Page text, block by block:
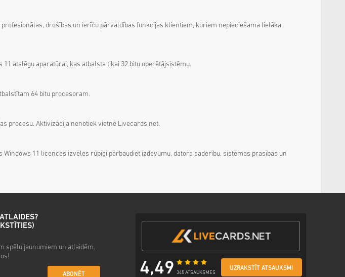
drošības un ierīču pārvaldības funkcijas klientiem, kuriem nepieciešama lielāka
atslēgu aparatūrai, kas atbalsta tikai 32 bitu operētājsistēmu.
64 bitu procesoram.
procesu. Aktivizācija nenotiek vietnē Livecards.net.
11 licences izvēles rūpīgi pārbaudiet izdevumu, datora saderību, sistēmas prasības un
spēļu jaunumiem un atlaidēm.
ABONĒT 4,49 345 ATSAUKSMES
UZRAKSTĪT ATSAUKSMI